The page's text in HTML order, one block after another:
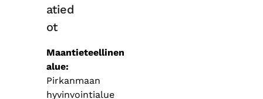
atied
ot
Maantieteellinen
alue
Pirkanmaan
hyvinvointialue